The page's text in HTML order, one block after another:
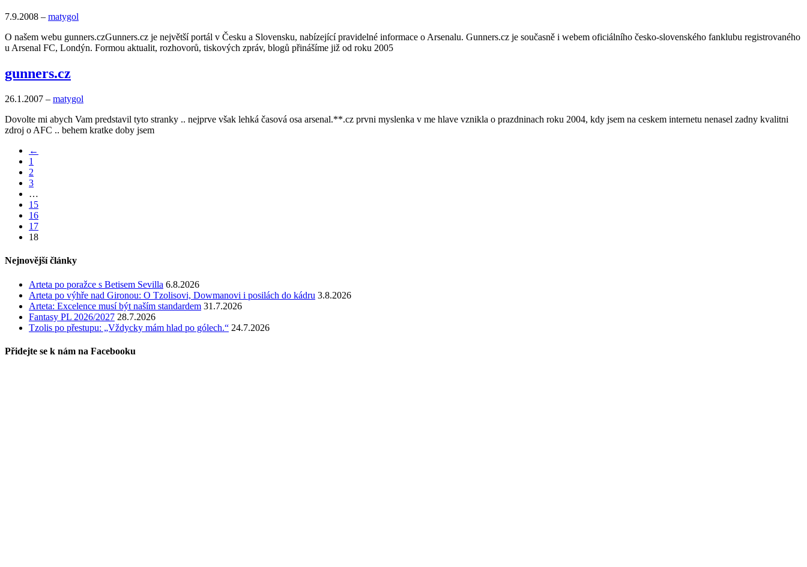
7.9.2008 – matygol
O našem webu gunners.czGunners.cz je největší portál v Česku a Slovensku, nabízející pravidelné informace o Arsenalu. Gunners.cz je současně i webem oficiálního česko-slovenského fanklubu registrovaného
u Arsenal FC, Londýn. Formou aktualit, rozhovorů, tiskových zpráv, blogů přinášíme již od roku 2005
gunners.cz
26.1.2007 – matygol
Dovolte mi abych Vam predstavil tyto stranky .. nejprve však lehká časová osa arsenal.**.cz prvni myslenka v me hlave vznikla o prazdninach roku 2004, kdy jsem na ceskem internetu nenasel zadny kvalitni
zdroj o AFC .. behem kratke doby jsem
←
1
2
3
…
15
16
17
18
Nejnovější články
Arteta po poražce s Betisem Sevilla 6.8.2026
Arteta po výhře nad Gironou: O Tzolisovi, Dowmanovi i posilách do kádru 3.8.2026
Arteta: Excelence musí být naším standardem 31.7.2026
Fantasy PL 2026/2027 28.7.2026
Tzolis po přestupu: „Vždycky mám hlad po gólech.“ 24.7.2026
Přidejte se k nám na Facebooku